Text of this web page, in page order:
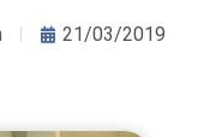
21/03/2019